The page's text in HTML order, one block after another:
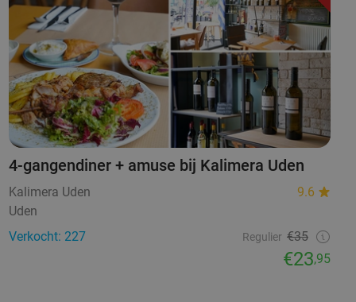
4-gangendiner + amuse bij Kalimera Uden
Kalimera Uden
9.6
Uden
Verkocht: 227
Regulier €35
€23,95